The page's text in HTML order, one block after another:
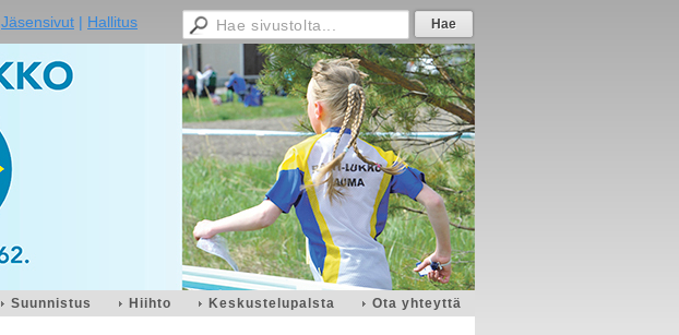
Jäsensivut | Hallitus
Suunnistus Hiihto Keskustelupalsta Ota yhteyttä